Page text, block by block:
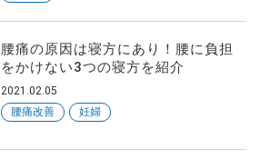
腰痛の原因は寝方にあり！腰に負担
をかけない3つの寝方を紹介
2021.02.05
腰痛改善
妊婦